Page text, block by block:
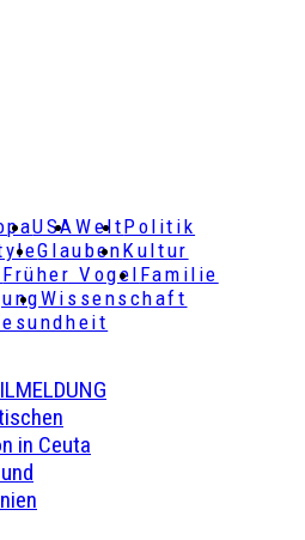
USAWeltPolitik
GlaubenKultur
Früher Vogel Familie
Wissenschaft
in Ceuta